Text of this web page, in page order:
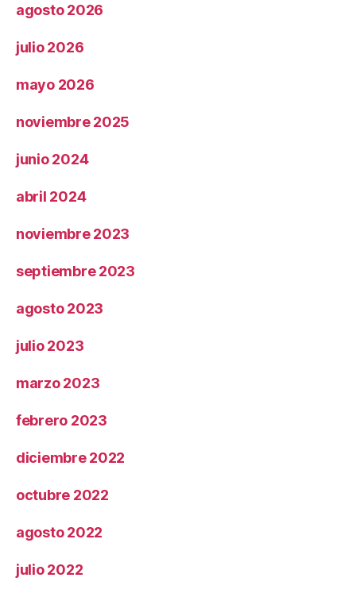
agosto 2026
julio 2026
mayo 2026
noviembre 2025
junio 2024
abril 2024
noviembre 2023
septiembre 2023
agosto 2023
julio 2023
marzo 2023
febrero 2023
diciembre 2022
octubre 2022
agosto 2022
julio 2022